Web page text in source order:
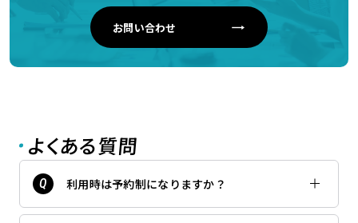
お問い合わせ
よくある質問
利用時は予約制になりますか？